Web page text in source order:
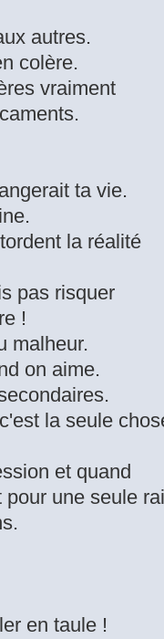
autres.
colère.
vraiment
ta vie.
la réalité
pas risquer
!
malheur.
on aime.
la seule
et quand
une seule
en taule !